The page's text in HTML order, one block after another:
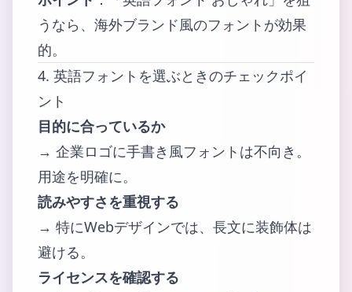
うなら、海外ブランド風のフォントが効果
的。
4. 英語フォントを選ぶときのチェックポイ
ント
目的に合っているか
→ 企業ロゴに手書き風フォントは不向き。
用途を明確に。
読みやすさを重視する
→ 特にWebデザインでは、長文に装飾体は
避ける。
ライセンスを確認する